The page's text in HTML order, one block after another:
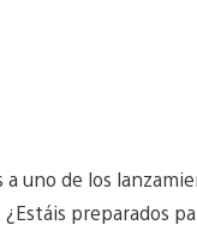
a uno de los
preparados